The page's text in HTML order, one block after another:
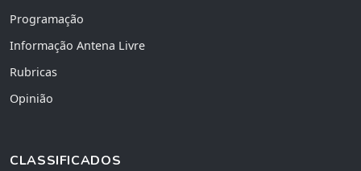
Programação
Informação Antena Livre
Rubricas
Opinião
CLASSIFICADOS